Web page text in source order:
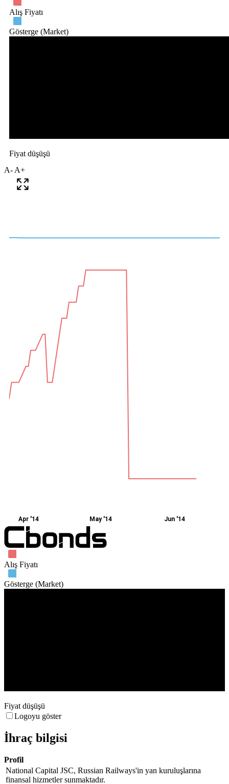
A- A+
Apr '14 May '14 Jun '14
Alış Fiyatı
Gösterge (Market)
Fiyat düşüşü
Logoyu göster
İhraç bilgisi
Profil
National Capital JSC, Russian Railways'in yan kuruluşlarına
finansal hizmetler sunmaktadır.